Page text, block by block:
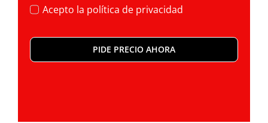
Acepto la política de privacidad
PIDE PRECIO AHORA